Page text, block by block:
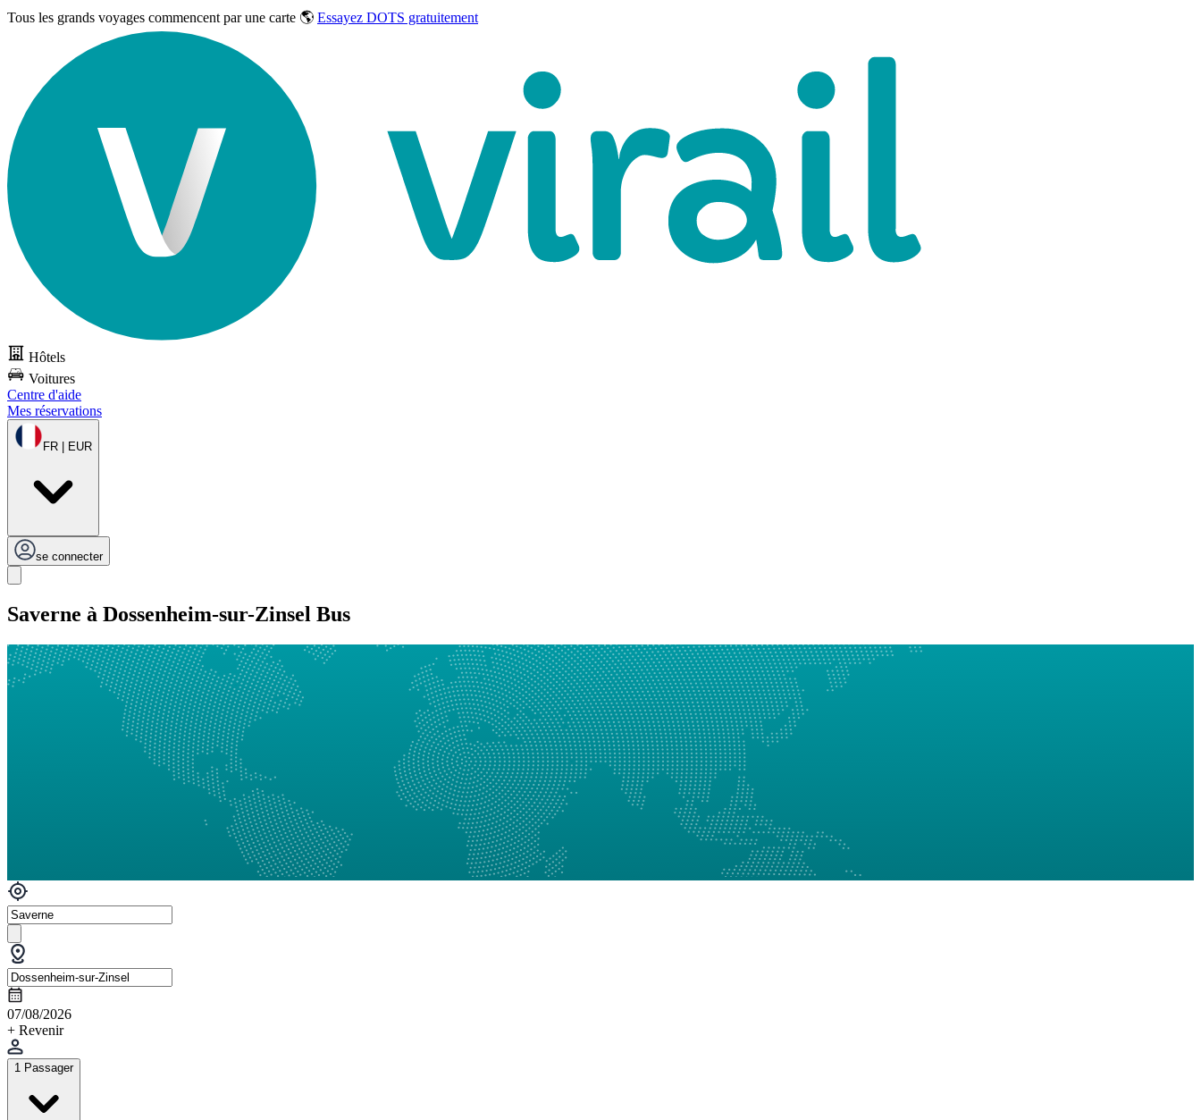
Tous les grands voyages commencent par une carte 🌎 Essayez DOTS gratuitement
Hôtels
Voitures
Centre d'aide
Mes réservations
FR | EUR
se connecter
Saverne à Dossenheim-sur-Zinsel Bus
07/08/2026
+ Revenir
1 Passager